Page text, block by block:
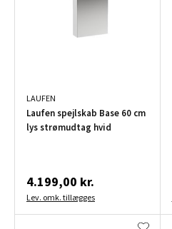
LAUFEN
Laufen spejlskab Base 60 cm
lys strømudtag hvid
4.199,00 kr.
Lev. omk. tillægges